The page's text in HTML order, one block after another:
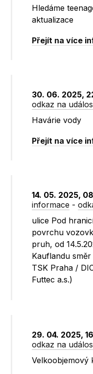
Hledáme
aktualizace
Přejít na více
30. 06. 2025,
odkaz na
Havárie vody
Přejít na více
14. 05. 2025,
informace -
ulice Pod
povrchu
pruh, od
Kauflandu
TSK Praha /
Futtec a.s.)
29. 04. 2025,
odkaz na
Velkoobjemový